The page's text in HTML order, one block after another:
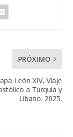
PRÓXIMO
León XIV, Viaje
a Turquía y
Líbano. 2025.